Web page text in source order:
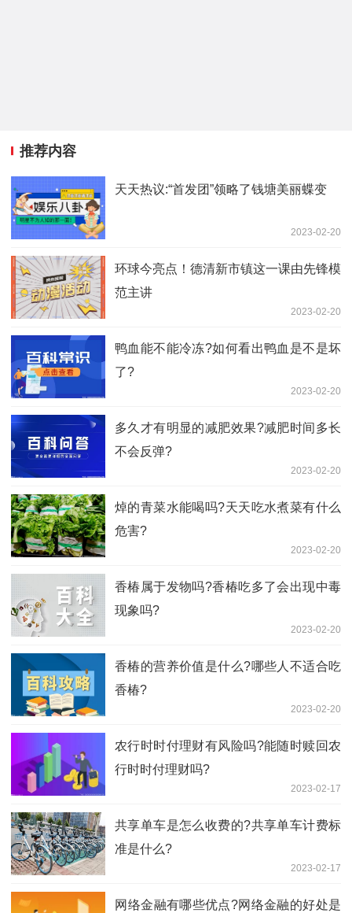
推荐内容
天天热议:“首发团”领略了钱塘美丽蝶变
2023-02-20
环球今亮点！德清新市镇这一课由先锋模
范主讲
2023-02-20
鸭血能不能冷冻?如何看出鸭血是不是坏
了?
2023-02-20
多久才有明显的减肥效果?减肥时间多长
不会反弹?
2023-02-20
焯的青菜水能喝吗?天天吃水煮菜有什么
危害?
2023-02-20
香椿属于发物吗?香椿吃多了会出现中毒
现象吗?
2023-02-20
香椿的营养价值是什么?哪些人不适合吃
香椿?
2023-02-20
农行时时付理财有风险吗?能随时赎回农
行时时付理财吗?
2023-02-17
共享单车是怎么收费的?共享单车计费标
准是什么?
2023-02-17
​网络金融有哪些优点?网络金融的好处是